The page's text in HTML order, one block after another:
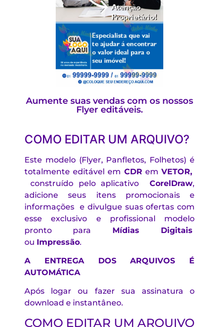
Aumente suas vendas com os nossos
Flyer editáveis.
COMO EDITAR UM ARQUIVO?
Este modelo (Flyer, Panfletos, Folhetos) é
totalmente editável em CDR emVETOR,
construído pelo aplicativoCorelDraw,
adicione seus itens promocionais e
informações e divulgue suas ofertas com
esse exclusivo e profissional modelo
pronto para Mídias Digitais
ou Impressão.
A ENTREGA DOS ARQUIVOS É
AUTOMÁTICA
Após logar ou fazer sua assinatura o
download e instantâneo.
COMO EDITAR UM ARQUIVO